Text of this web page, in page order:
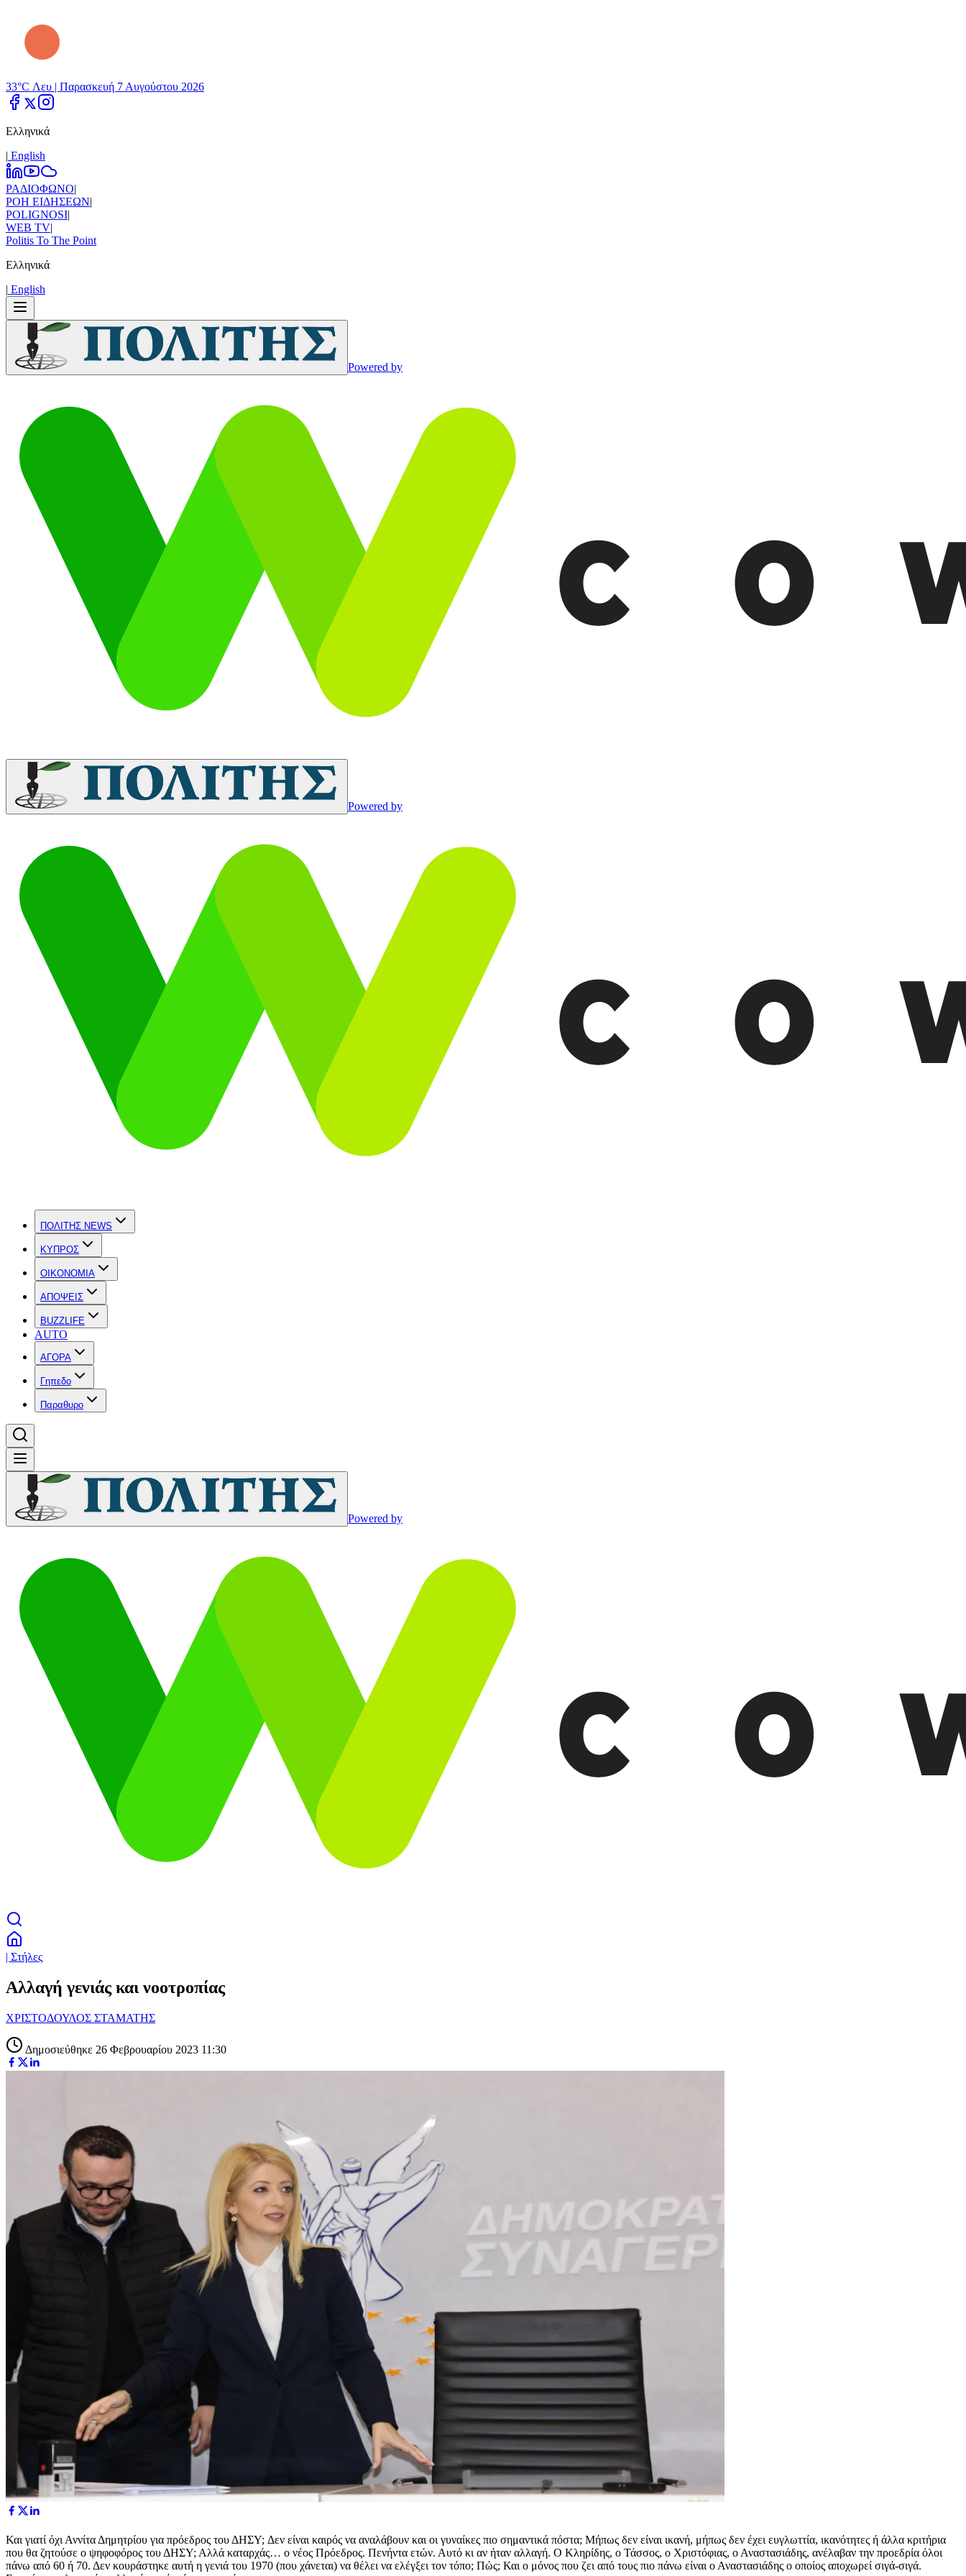
33°C Λευ | Παρασκευή 7 Αυγούστου 2026
Ελληνικά
| Εnglish
ΡΑΔΙΟΦΩΝΟ|
ΡΟΗ ΕΙΔΗΣΕΩΝ|
POLIGNOSI|
WEB TV|
Politis To The Point
Ελληνικά
| Εnglish
Powered by
Powered by
ΠΟΛΙΤΗΣ NEWS
ΚΥΠΡΟΣ
OIKONOMIA
ΑΠΟΨΕΙΣ
BUZZLIFE
AUTO
ΑΓΟΡΑ
Γηπεδο
Παραθυρο
Powered by
| Στήλες
Αλλαγή γενιάς και νοοτροπίας
ΧΡΙΣΤΟΔΟΥΛΟΣ ΣΤΑΜΑΤΗΣ
Δημοσιεύθηκε 26 Φεβρουαρίου 2023 11:30
Και γιατί όχι Αννίτα Δημητρίου για πρόεδρος του ΔΗΣΥ; Δεν είναι καιρός να αναλάβουν και οι γυναίκες πιο σημαντικά πόστα; Μήπως δεν είναι ικανή, μήπως δεν έχει ευγλωττία, ικανότητες ή άλλα κριτήρια
που θα ζητούσε ο ψηφοφόρος του ΔΗΣΥ; Αλλά καταρχάς… ο νέος Πρόεδρος. Πενήντα ετών. Αυτό κι αν ήταν αλλαγή. Ο Κληρίδης, ο Τάσσος, ο Χριστόφιας, ο Αναστασιάδης, ανέλαβαν την προεδρία όλοι
πάνω από 60 ή 70. Δεν κουράστηκε αυτή η γενιά του 1970 (που χάνεται) να θέλει να ελέγξει τον τόπο; Πώς; Και ο μόνος που ζει από τους πιο πάνω είναι ο Αναστασιάδης ο οποίος αποχωρεί σιγά-σιγά.